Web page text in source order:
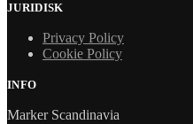
JURIDISK
Privacy Policy
Cookie Policy
INFO
Marker Scandinavia